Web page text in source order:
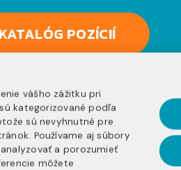
KATALÓG POZÍCIÍ
vášho zážitku pri
kategorizované podľa
sú nevyhnutné pre
Používame aj súbory
a porozumieť
môžete